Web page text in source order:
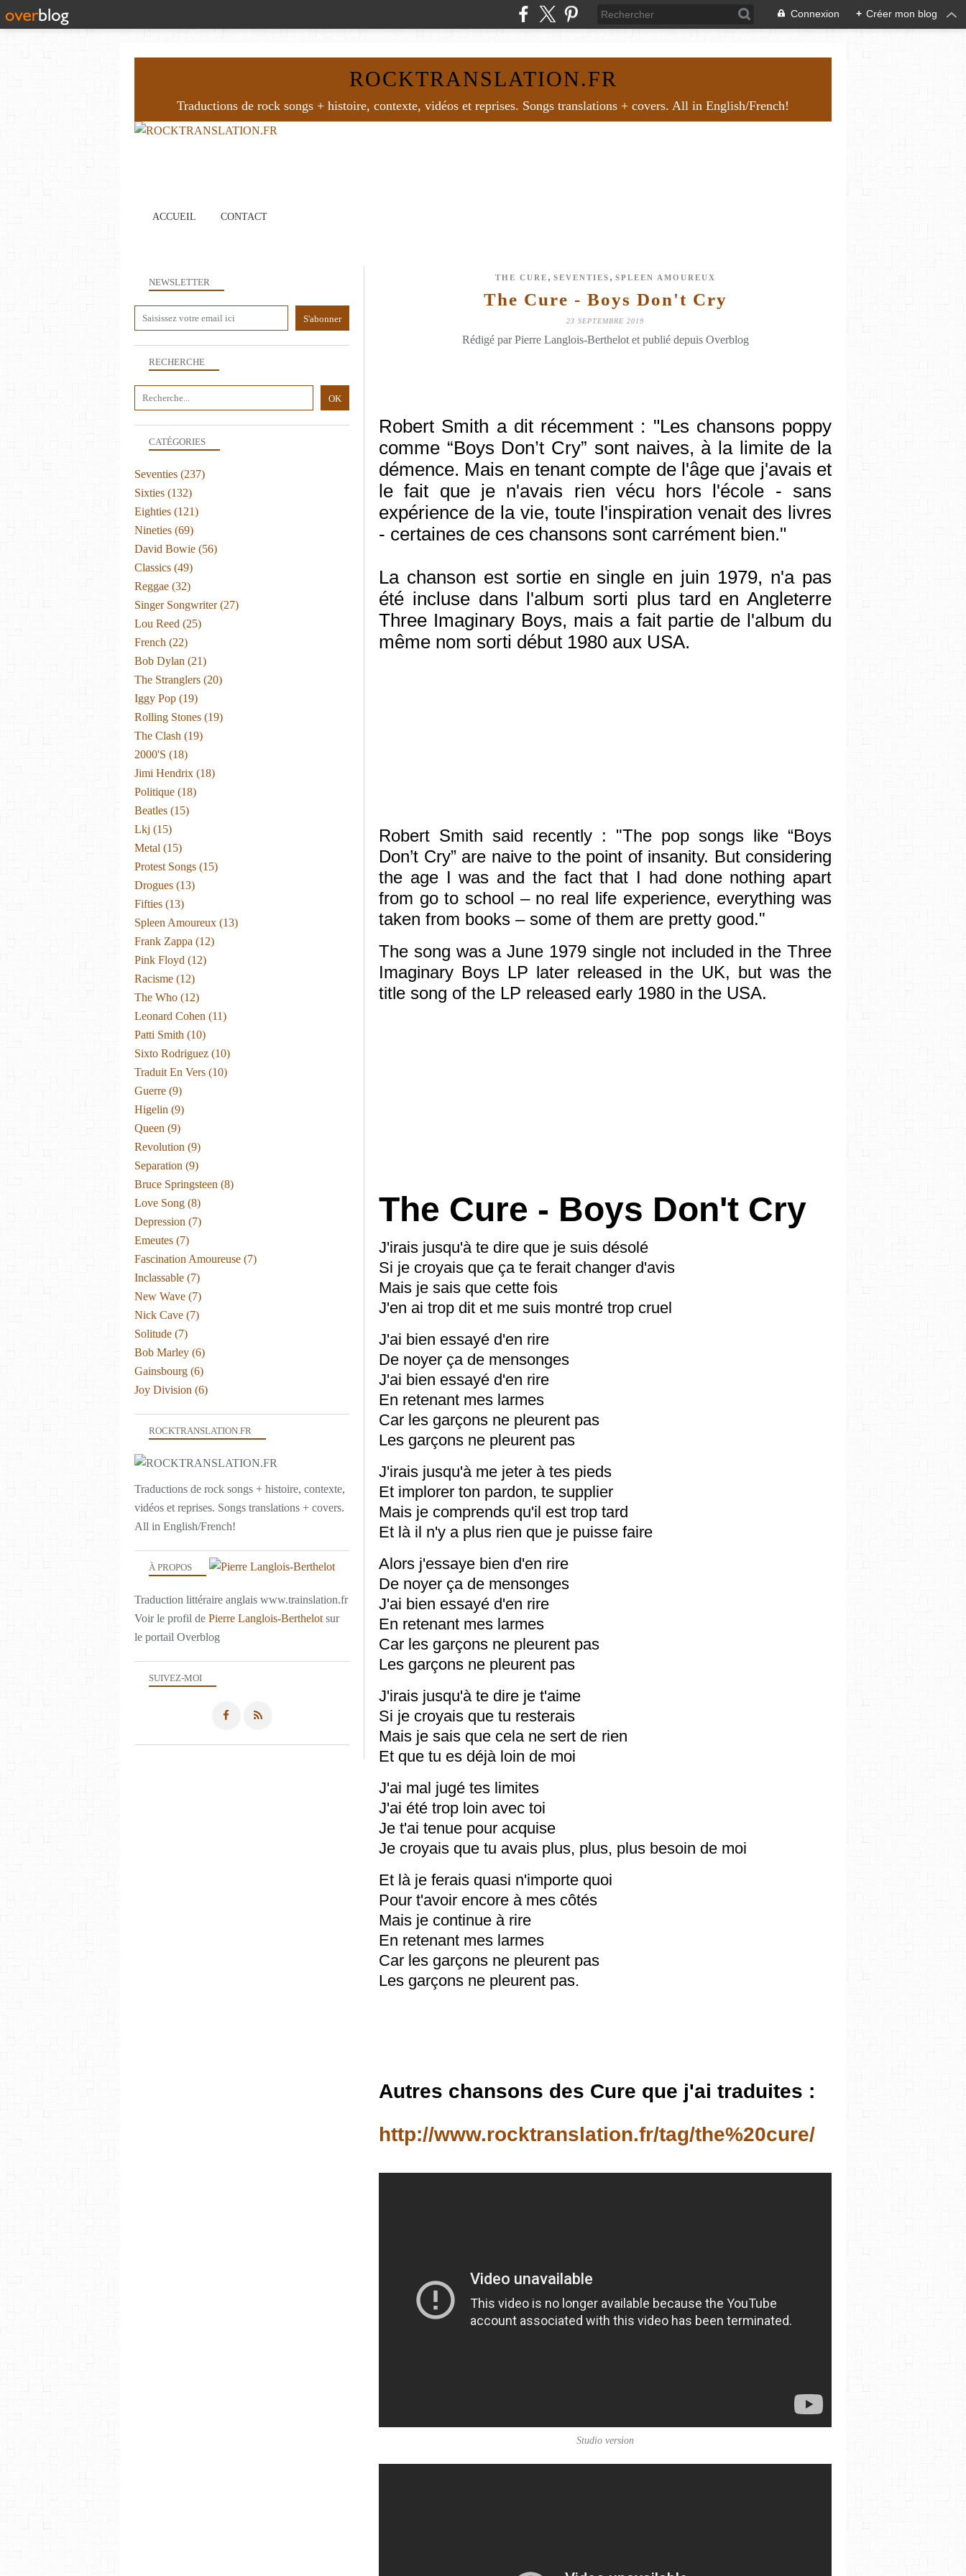
Connexion + Créer mon blog
ROCKTRANSLATION.FR
Traductions de rock songs + histoire, contexte, vidéos et reprises. Songs translations + covers. All in English/French!
ACCUEIL CONTACT
THE CURE , SEVENTIES , SPLEEN AMOUREUX
The Cure - Boys Don't Cry
23 SEPTEMBRE 2019
Rédigé par Pierre Langlois-Berthelot et publié depuis Overblog
Robert Smith a dit récemment : "Les chansons poppy
comme “Boys Don’t Cry” sont naives, à la limite de la
démence. Mais en tenant compte de l'âge que j'avais et
le fait que je n'avais rien vécu hors l'école - sans
expérience de la vie, toute l'inspiration venait des livres
- certaines de ces chansons sont carrément bien."
La chanson est sortie en single en juin 1979, n'a pas
été incluse dans l'album sorti plus tard en Angleterre
Three Imaginary Boys, mais a fait partie de l'album du
même nom sorti début 1980 aux USA.
Robert Smith said recently : "The pop songs like “Boys
Don’t Cry” are naive to the point of insanity. But considering
the age I was and the fact that I had done nothing apart
from go to school – no real life experience, everything was
taken from books – some of them are pretty good."
The song was a June 1979 single not included in the Three
Imaginary Boys LP later released in the UK, but was the
title song of the LP released early 1980 in the USA.
The Cure - Boys Don't Cry
J'irais jusqu'à te dire que je suis désolé
Si je croyais que ça te ferait changer d'avis
Mais je sais que cette fois
J'en ai trop dit et me suis montré trop cruel
J'ai bien essayé d'en rire
De noyer ça de mensonges
J'ai bien essayé d'en rire
En retenant mes larmes
Car les garçons ne pleurent pas
Les garçons ne pleurent pas
J'irais jusqu'à me jeter à tes pieds
Et implorer ton pardon, te supplier
Mais je comprends qu'il est trop tard
Et là il n'y a plus rien que je puisse faire
Alors j'essaye bien d'en rire
De noyer ça de mensonges
J'ai bien essayé d'en rire
En retenant mes larmes
Car les garçons ne pleurent pas
Les garçons ne pleurent pas
J'irais jusqu'à te dire je t'aime
Si je croyais que tu resterais
Mais je sais que cela ne sert de rien
Et que tu es déjà loin de moi
J'ai mal jugé tes limites
J'ai été trop loin avec toi
Je t'ai tenue pour acquise
Je croyais que tu avais plus, plus, plus besoin de moi
Et là je ferais quasi n'importe quoi
Pour t'avoir encore à mes côtés
Mais je continue à rire
En retenant mes larmes
Car les garçons ne pleurent pas
Les garçons ne pleurent pas.
Autres chansons des Cure que j'ai traduites :
http://www.rocktranslation.fr/tag/the%20cure/ ​​​​​​
Studio version
NEWSLETTER
SUIVEZ-MOI
RECHERCHE
ROCKTRANSLATION.FR
Traductions de rock songs + histoire, contexte,
vidéos et reprises. Songs translations + covers.
All in English/French!
À PROPOS
Traduction littéraire anglais www.trainslation.fr
Voir le profil de Pierre Langlois-Berthelot sur
le portail Overblog
CATÉGORIES
Seventies (237)
Sixties (132)
Eighties (121)
Nineties (69)
David Bowie (56)
Classics (49)
Reggae (32)
Singer Songwriter(27)
Lou Reed (25)
French (22)
Bob Dylan (21)
The Stranglers (20)
Iggy Pop (19)
Rolling Stones (19)
The Clash (19)
2000's (18)
Jimi Hendrix (18)
Politique (18)
Beatles (15)
Lkj (15)
Metal (15)
Protest Songs (15)
Drogues (13)
Fifties (13)
Spleen Amoureux (13)
Frank Zappa (12)
Pink Floyd (12)
Racisme (12)
The Who (12)
Leonard Cohen (11)
Patti Smith (10)
Sixto Rodriguez (10)
Traduit En Vers (10)
Guerre (9)
Higelin (9)
Queen (9)
Revolution (9)
Separation (9)
Bruce Springsteen (8)
Love Song (8)
Depression (7)
Emeutes (7)
Fascination Amoureuse (7)
Inclassable (7)
New Wave (7)
Nick Cave (7)
Solitude (7)
Bob Marley (6)
Gainsbourg (6)
Joy Division (6)